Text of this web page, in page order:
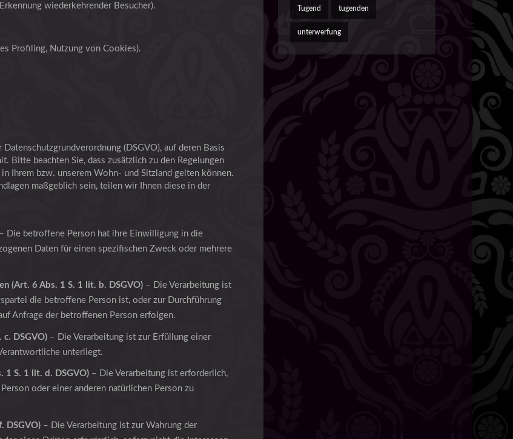
wiederkehrender Besucher).
Profiling, Nutzung von Cookies).
(DSGVO), auf deren Basis
Bitte beachten Sie, dass zusätzlich zu den Regelungen
Ihrem bzw. unserem Wohn- und Sitzland gelten können.
maßgeblich sein, teilen wir Ihnen diese in der
– Die betroffene Person hat ihre Einwilligung in die
Daten für einen spezifischen Zweck oder mehrere
(Art. 6 Abs. 1 S. 1 lit. b. DSGVO) – Die Verarbeitung ist
die betroffene Person ist, oder zur Durchführung
Anfrage der betroffenen Person erfolgen.
c. DSGVO) – Die Verarbeitung ist zur Erfüllung einer
unterliegt.
1 S. 1 lit. d. DSGVO) – Die Verarbeitung ist erforderlich,
oder einer anderen natürlichen Person zu
DSGVO) – Die Verarbeitung ist zur Wahrung der
Tugend tugenden
unterwerfung